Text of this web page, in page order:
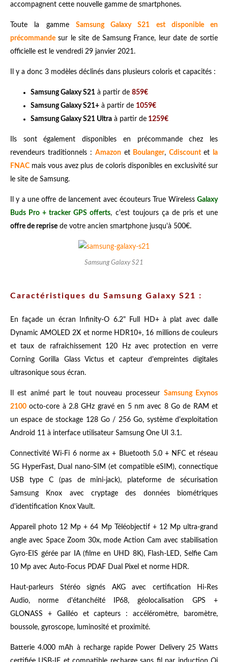
accompagnent cette nouvelle gamme de smartphones.
Toute la gamme Samsung Galaxy S21 est disponible en
précommande sur le site de Samsung France, leur date de sortie
officielle est le vendredi 29 janvier 2021.
Il y a donc 3 modèles déclinés dans plusieurs coloris et capacités :
Samsung Galaxy S21 à partir de 859€
Samsung Galaxy S21+ à partir de 1059€
SamsungGalaxy S21 Ultra à partir de 1259€
Ils sont également disponibles en précommande chez les
revendeurs traditionnels : Amazonet Boulanger,Cdiscount et
la
FNAC mais vous avez plus de coloris disponibles en exclusivité sur
le site de Samsung.
Il y a une offre de lancement avec écouteurs True Wireless Galaxy
Buds Pro + tracker GPS offerts, c'est toujours ça de pris et une
offre de reprise de votre ancien smartphone jusqu'à 500€.
Samsung Galaxy S21
Caractéristiques du Samsung Galaxy S21 :
En façade un écran Infinity-O 6.2" Full HD+ à plat avec dalle
Dynamic AMOLED 2X et norme HDR10+, 16 millions de couleurs
et taux de rafraichissement 120 Hz avec protection en verre
Corning Gorilla Glass Victus et capteur d'empreintes digitales
ultrasonique sous écran.
Il est animé part le tout nouveau processeur Samsung Exynos
2100 octo-core à 2.8 GHz gravé en 5 nm avec 8 Go de RAM et
un espace de stockage 128 Go / 256 Go, système d'exploitation
Android 11 à interface utilisateur Samsung One UI 3.1.
Connectivité Wi-Fi 6 norme ax + Bluetooth 5.0 + NFC et réseau
5G HyperFast, Dual nano-SIM (et compatible eSIM), connectique
USB type C (pas de mini-jack), plateforme de sécurisation
Samsung Knox avec cryptage des données biométriques
d'identification Knox Vault.
Appareil photo 12 Mp + 64 Mp Téléobjectif + 12 Mp ultra-grand
angle avec Space Zoom 30x, mode Action Cam avec stabilisation
Gyro-EIS gérée par IA (filme en UHD 8K), Flash-LED, Selfie Cam
10 Mp avec Auto-Focus PDAF Dual Pixel et norme HDR.
Haut-parleurs Stéréo signés AKG avec certification Hi-Res
Audio, norme d'étanchéité IP68, géolocalisation GPS +
GLONASS + Galiléo et capteurs : accéléromètre, baromètre,
boussole, gyroscope, luminosité et proximité.
Batterie 4.000 mAh à recharge rapide Power Delivery 25 Watts